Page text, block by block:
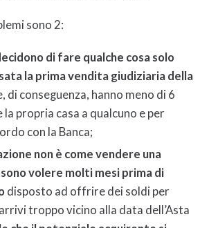
sono 2:
di fare qualche cosa solo
la prima vendita giudiziaria della
di conseguenza, hanno meno di 6
la propria casa a qualcuno e per
con la Banca;
non è come vendere una
volere molti mesi prima di
disposto ad offrire dei soldi per
troppo vicino alla data dell’Asta